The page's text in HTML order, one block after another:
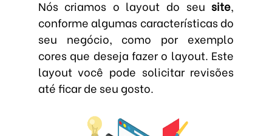
Nós criamos o layout do seusite,
conforme algumas características do
seu negócio, como por exemplo
cores que deseja fazer o layout. Este
layout você pode solicitar revisões
até ficar de seu gosto.